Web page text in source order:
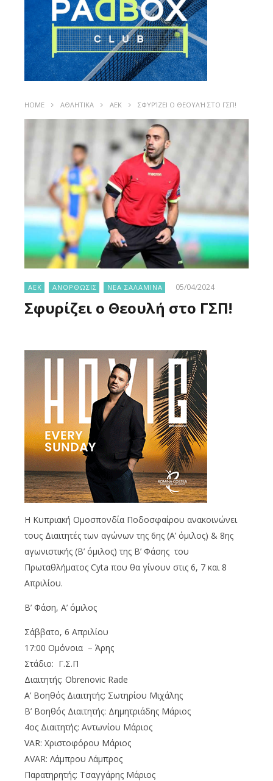
HOME ΑΘΛΗΤΙΚΑ ΑΕΚ ΣΦΥΡΊΖΕΙ Ο ΘΕΟΥΛΉ ΣΤΟ ΓΣΠ!
ΑΕΚ ΑΝΟΡΘΩΣΙΣ ΝΕΑ ΣΑΛΑΜΙΝΑ 05/04/2024
Σφυρίζει ο Θεουλή στο ΓΣΠ!
Η Κυπριακή Ομοσπονδία Ποδοσφαίρου ανακοινώνει
τους Διαιτητές των αγώνων της 6ης (A’ όμιλος) & 8ης
αγωνιστικής (Β’ όμιλος) της Β’ Φάσης του
Πρωταθλήματος Cyta που θα γίνουν στις 6, 7 και 8
Απριλίου.
Β’ Φάση, Α’ όμιλος
Σάββατο, 6 Απριλίου
17:00 Ομόνοια – Άρης
Στάδιο: Γ.Σ.Π
Διαιτητής: Obrenovic Rade
Α’ Βοηθός Διαιτητής: Σωτηρίου Μιχάλης
Β’ Βοηθός Διαιτητής: Δημητριάδης Μάριος
4ος Διαιτητής: Αντωνίου Μάριος
VAR: Χριστοφόρου Μάριος
AVAR: Λάμπρου Λάμπρος
Παρατηρητής: Τσαγγάρης Μάριος